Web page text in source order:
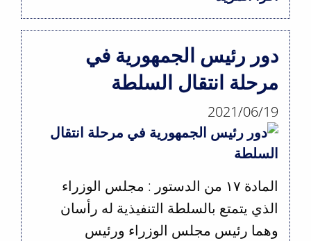
النظام
للعقارات
التي
تضرّرت
من
بيروت
دور رئيس الجمهورية في
مرحلة انتقال السلطة
2021/06/19
المادة ١٧ من الدستور : مجلس الوزراء
الذي يتمتع بالسلطة التنفيذية له رأسان
وهما رئيس مجلس الوزراء ورئيس